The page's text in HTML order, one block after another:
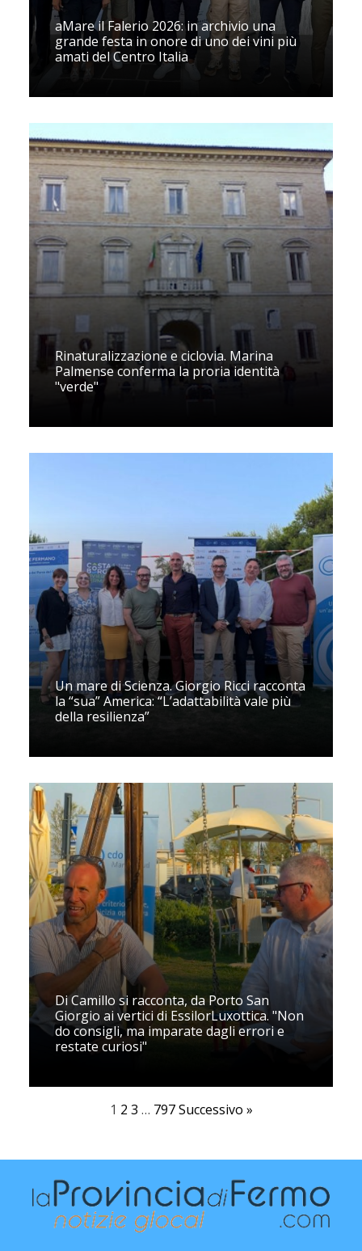
aMare il Falerio 2026: in archivio una
grande festa in onore di uno dei vini più
amati del Centro Italia
Rinaturalizzazione e ciclovia. Marina
Palmense conferma la proria identità
"verde"
Un mare di Scienza. Giorgio Ricci racconta
la “sua” America: “L’adattabilità vale più
della resilienza”
Di Camillo si racconta, da Porto San
Giorgio ai vertici di EssilorLuxottica. "Non
do consigli, ma imparate dagli errori e
restate curiosi"
1 2 3 … 797 Successivo »